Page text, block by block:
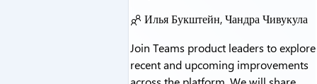
Илья Букштейн, Чандра Чивукула
Join Teams product leaders to explore
recent and upcoming improvements